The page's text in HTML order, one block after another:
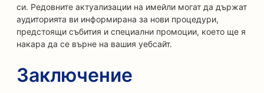
си. Редовните актуализации на имейли могат да държат
аудиторията ви информирана за нови процедури,
предстоящи събития и специални промоции, което ще я
накара да се върне на вашия уебсайт.
Заключение